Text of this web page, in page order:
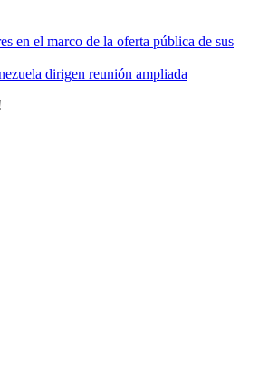
en el marco de la oferta pública de sus
dirigen reunión ampliada